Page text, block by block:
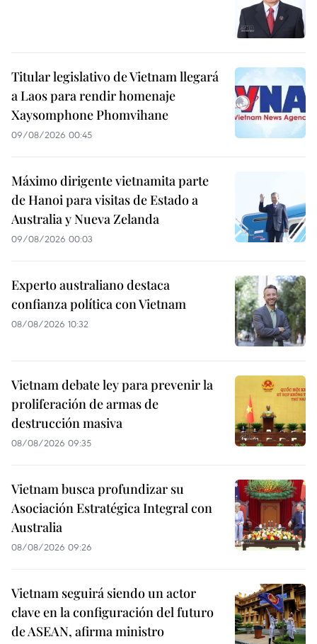
Titular legislativo de Vietnam llegará
a Laos para rendir homenaje
Xaysomphone Phomvihane
09/08/2026 00:45
Máximo dirigente vietnamita parte
de Hanoi para visitas de Estado a
Australia y Nueva Zelanda
09/08/2026 00:03
Experto australiano destaca
confianza política con Vietnam
08/08/2026 10:32
Vietnam debate ley para prevenir la
proliferación de armas de
destrucción masiva
08/08/2026 09:35
Vietnam busca profundizar su
Asociación Estratégica Integral con
Australia
08/08/2026 09:26
Vietnam seguirá siendo un actor
clave en la configuración del futuro
de ASEAN, afirma ministro